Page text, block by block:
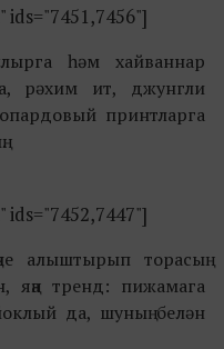
һәм хайваннар
рәхим ит, джунгли
принтларга
алыштырып торасың
яңа тренд: пижамага
да, шуның белән